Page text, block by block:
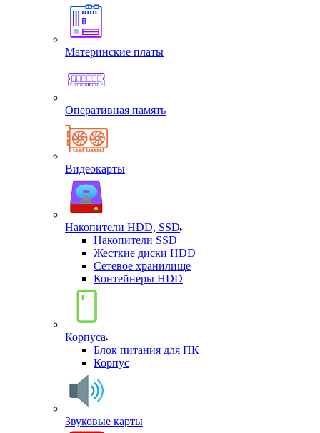
Материнские платы
Оперативная память
Видеокарты
Накопители HDD, SSD
Накопители SSD
Жесткие диски HDD
Сетевое хранилище
Контейнеры HDD
Корпуса
Блок питания для ПК
Корпус
Звуковые карты